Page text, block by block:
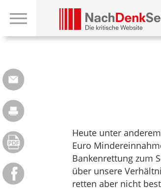
Heute unter
Euro
Bankenrettung zum
über unsere
retten aber nicht